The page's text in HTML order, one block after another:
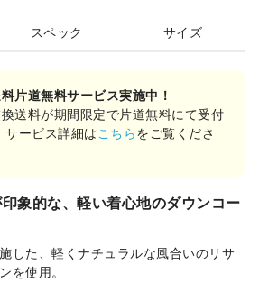
スペック サイズ
片道無料サービス実施中！
送料が期間限定で片道無料にて受付
サービス詳細は こちらをご覧くださ
象的な、軽い着心地のダウンコー
した、軽くナチュラルな風合いのリサ
を使用。